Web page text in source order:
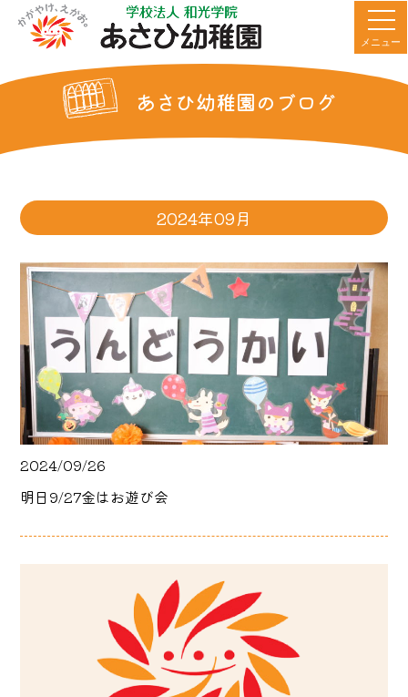
メニュー
あさひ幼稚園のブログ
2024年09月
2024/09/26
明日9/27金はお遊び会